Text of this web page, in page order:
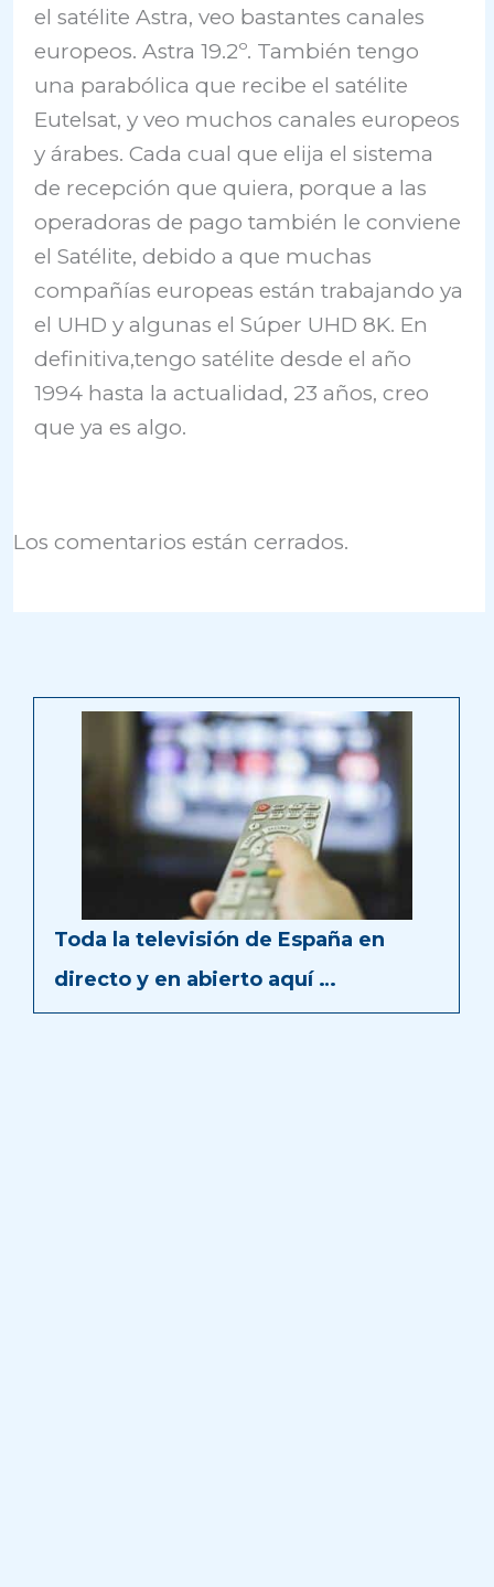
el satélite Astra, veo bastantes canales
europeos. Astra 19.2º. También tengo
una parabólica que recibe el satélite
Eutelsat, y veo muchos canales europeos
y árabes. Cada cual que elija el sistema
de recepción que quiera, porque a las
operadoras de pago también le conviene
el Satélite, debido a que muchas
compañías europeas están trabajando ya
el UHD y algunas el Súper UHD 8K. En
definitiva,tengo satélite desde el año
1994 hasta la actualidad, 23 años, creo
que ya es algo.
Los comentarios están cerrados.
Toda la televisión de España en
directo y en abierto aquí …